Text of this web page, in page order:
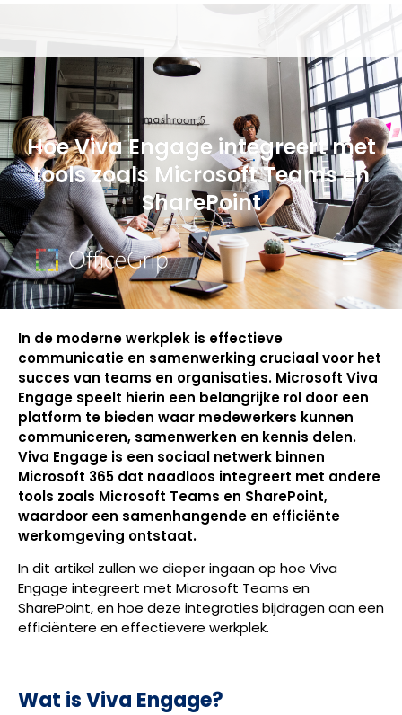
Hoe Viva Engage integreert met
tools zoals Microsoft Teams en
SharePoint
In de moderne werkplek is effectieve
communicatie en samenwerking cruciaal voor het
succes van teams en organisaties. Microsoft Viva
Engage speelt hierin een belangrijke rol door een
platform te bieden waar medewerkers kunnen
communiceren, samenwerken en kennis delen.
Viva Engage is een sociaal netwerk binnen
Microsoft 365 dat naadloos integreert met andere
tools zoals Microsoft Teams en SharePoint,
waardoor een samenhangende en efficiënte
werkomgeving ontstaat.
In dit artikel zullen we dieper ingaan op hoe Viva
Engage integreert met Microsoft Teams en
SharePoint, en hoe deze integraties bijdragen aan een
efficiëntere en effectievere werkplek.
Wat is Viva Engage?